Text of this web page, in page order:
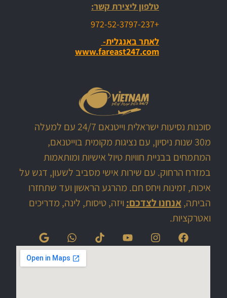
טלפון ליצירת קשר:
+972-52-3797-237
לאתר באנגלית-
www.fareast247.com
סוכנות נסיעות ישראלית וייטנאם 24/7 עם למעלה
מ30 שנות ניסיון, עם נציגות מקומית בוייטנאם,
המתמחים בבניית חוויות טיול אישיות ומותאמות
במזרח הרחוק. עם שירות אישי מסביב לשעון, דגש על
איכות, זמינות ויחס חם. מהרגע הראשון ועד שתחזרו
הביתה,אנחנו לצדכם: ויזה, טיסות, לינה, מדריכים
ואטרקציות.